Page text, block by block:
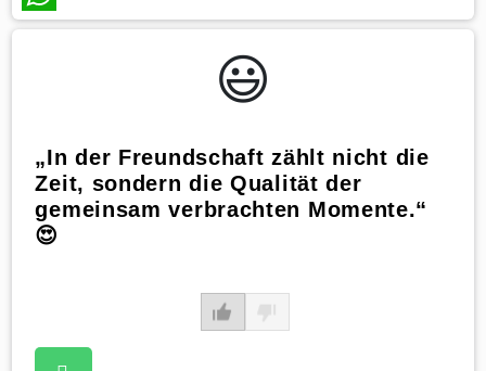
WhatsApp
😃️
„In der Freundschaft zählt nicht die
Zeit, sondern die Qualität der
gemeinsam verbrachten Momente.“
😍